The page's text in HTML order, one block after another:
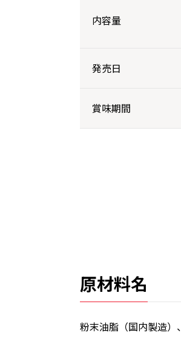
内容量
発売日
賞味期間
原材料名
粉末油脂（国内製造